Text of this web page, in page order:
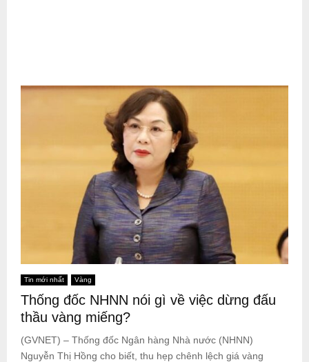
Tin mới nhất Vàng
Thống đốc NHNN nói gì về việc dừng đấu
thầu vàng miếng?
(GVNET) – Thống đốc Ngân hàng Nhà nước (NHNN)
Nguyễn Thị Hồng cho biết, thu hẹp chênh lệch giá vàng